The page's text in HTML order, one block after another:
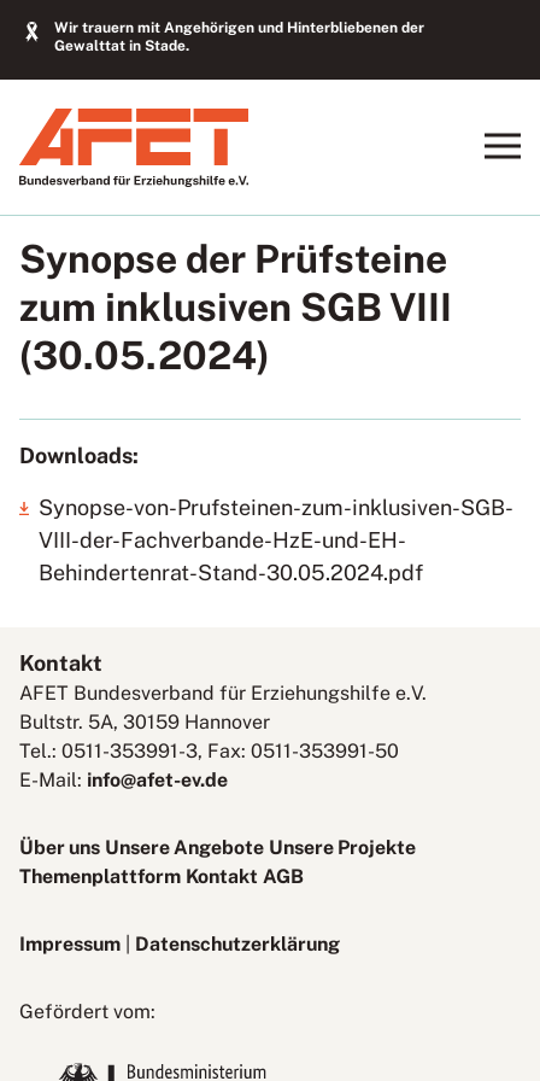
Wir trauern mit Angehörigen und Hinterbliebenen der
Gewalttat in Stade.
Synopse der Prüfsteine
zum inklusiven SGB VIII
(30.05.2024)
Downloads:
Synopse-von-Prufsteinen-zum-inklusiven-SGB-
VIII-der-Fachverbande-HzE-und-EH-
Behindertenrat-Stand-30.05.2024.pdf
Kontakt
AFET Bundesverband für Erziehungshilfe e.V.
Bultstr. 5A, 30159 Hannover
Tel.: 0511-353991-3, Fax: 0511-353991-50
E-Mail: info@afet-ev.de
Über uns Unsere Angebote Unsere Projekte
Themenplattform Kontakt AGB
Impressum Datenschutzerklärung
Gefördert vom:
Bildung,